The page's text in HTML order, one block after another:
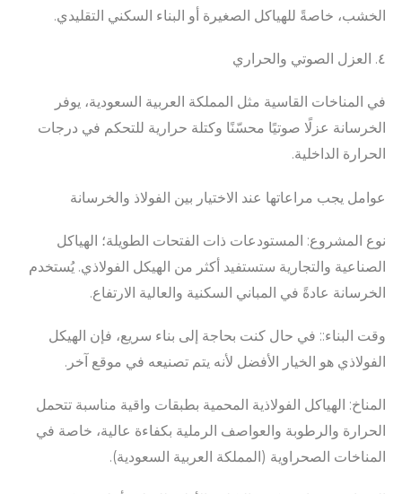
الخشب، خاصةً للهياكل الصغيرة أو البناء السكني التقليدي.
٤. العزل الصوتي والحراري
في المناخات القاسية مثل المملكة العربية السعودية، يوفر
الخرسانة عزلًا صوتيًا محسّنًا وكتلة حرارية للتحكم في درجات
الحرارة الداخلية.
عوامل يجب مراعاتها عند الاختيار بين الفولاذ والخرسانة
نوع المشروع: المستودعات ذات الفتحات الطويلة؛ الهياكل
الصناعية والتجارية ستستفيد أكثر من الهيكل الفولاذي. يُستخدم
الخرسانة عادةً في المباني السكنية والعالية الارتفاع.
وقت البناء:: في حال كنت بحاجة إلى بناء سريع، فإن الهيكل
الفولاذي هو الخيار الأفضل لأنه يتم تصنيعه في موقع آخر.
المناخ: الهياكل الفولاذية المحمية بطبقات واقية مناسبة تتحمل
الحرارة والرطوبة والعواصف الرملية بكفاءة عالية، خاصة في
المناخات الصحراوية (المملكة العربية السعودية).